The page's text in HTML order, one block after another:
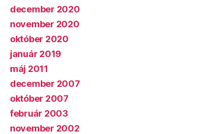
december 2020
november 2020
október 2020
január 2019
máj 2011
december 2007
október 2007
február 2003
november 2002